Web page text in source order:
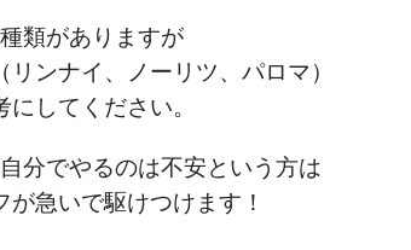
類がありますが
ンナイ、ノーリツ、パロマ）
してください。
分でやるのは不安という方は
急いで駆けつけます！